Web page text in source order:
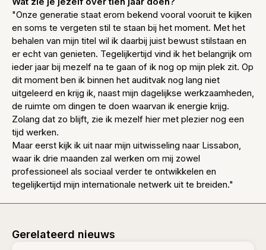
"Onze generatie staat erom bekend vooral vooruit te kijken
en soms te vergeten stil te staan bij het moment. Met het
behalen van mijn titel wil ik daarbij juist bewust stilstaan en
er echt van genieten. Tegelijkertijd vind ik het belangrijk om
ieder jaar bij mezelf na te gaan of ik nog op mijn plek zit. Op
dit moment ben ik binnen het auditvak nog lang niet
uitgeleerd en krijg ik, naast mijn dagelijkse werkzaamheden,
de ruimte om dingen te doen waarvan ik energie krijg.
Zolang dat zo blijft, zie ik mezelf hier met plezier nog een
tijd werken.
Maar eerst kijk ik uit naar mijn uitwisseling naar Lissabon,
waar ik drie maanden zal werken om mij zowel
professioneel als sociaal verder te ontwikkelen en
tegelijkertijd mijn internationale netwerk uit te breiden."
Gerelateerd nieuws